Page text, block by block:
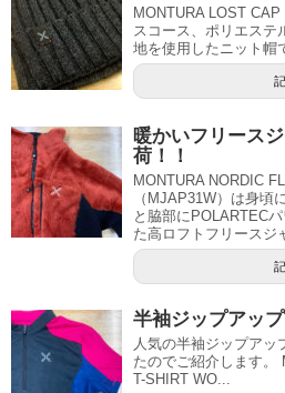
MONTURA LOST
スコース、ポリエステ
地を使用したニット帽
暖かいフリース
荷！！
MONTURA NORDIC
（MJAP31W）は身頃
と脇部にPOLARTEC
た高ロフトフリースジ
半袖ジップアッ
人気の半袖ジップアッ
たのでご紹介します。
T-SHIRT WO...